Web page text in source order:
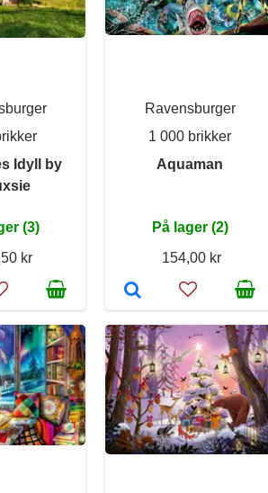
Idyll by
(3)
kr
Ravensburger
1 000 brikker
Aquaman
På lager (2)
154,00 kr